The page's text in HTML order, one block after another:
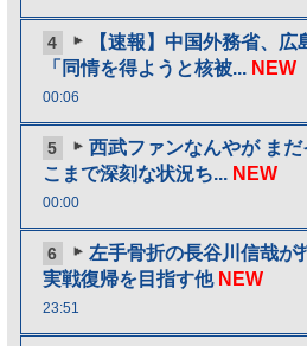
4
【速報】中国外務省、
「同情を得ようと核被... NEW
00:06
5
西武ファンなんやが ま
こまで深刻な状況ち... NEW
00:00
6
左手骨折の長谷川信哉
実戦復帰を目指す他 NEW
23:51